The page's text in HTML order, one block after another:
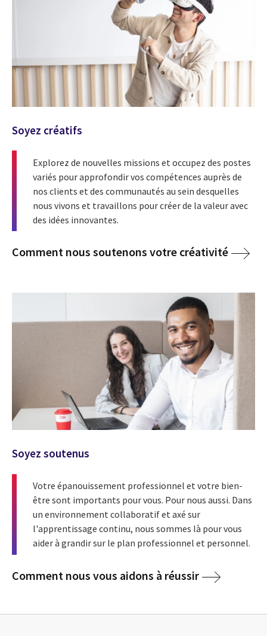
Soyez créatifs
Explorez de nouvelles missions et occupez des postes
variés pour approfondir vos compétences auprès de
nos clients et des communautés au sein desquelles
nous vivons et travaillons pour créer de la valeur avec
des idées innovantes.
Comment nous soutenons votre créativité
Soyez soutenus
Votre épanouissement professionnel et votre bien-
être sont importants pour vous. Pour nous aussi. Dans
un environnement collaboratif et axé sur
l'apprentissage continu, nous sommes là pour vous
aider à grandir sur le plan professionnel et personnel.
Comment nous vous aidons à réussir